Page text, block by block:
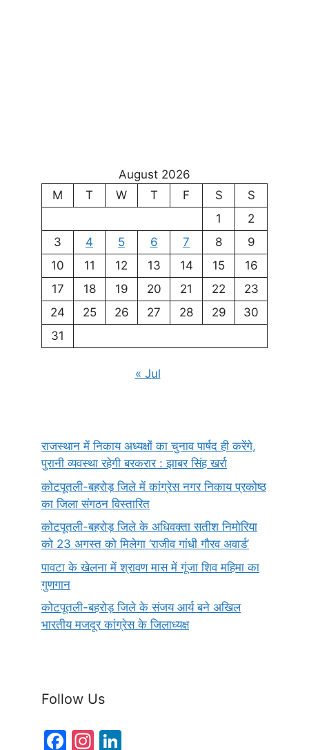
August 2026
M
T W T F S
S
1
2
3
4 5 6 7 8
9
10
11 12 13 14 15
16
17
18 19 20 21 22
23
24
25 26 27 28 29
30
31
« Jul
राजस्थान में निकाय अध्यक्षों का चुनाव पार्षद ही करेंगे,
पुरानी व्यवस्था रहेगी बरकरार : झाबर सिंह खर्रा
कोटपूतली-बहरोड़ जिले में कांग्रेस नगर निकाय प्रकोष्ठ
का जिला संगठन विस्तारित
कोटपूतली-बहरोड़ जिले के अधिवक्ता सतीश निमोरिया
को 23 अगस्त को मिलेगा ‘राजीव गांधी गौरव अवार्ड’
पावटा के खेलना में श्रावण मास में गूंजा शिव महिमा का
गुणगान
कोटपूतली-बहरोड़ जिले के संजय आर्य बने अखिल
भारतीय मजदूर कांग्रेस के जिलाध्यक्ष
Follow Us
F
In